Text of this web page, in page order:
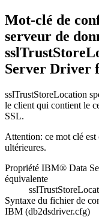
Mot-clé de
serveur de
Server Driver
sslTrustStoreLocation
le client qui contient le
SSL.
Attention: ce mot clé
ultérieures.
Propriété IBM® Data
équivalente
Syntaxe du fichier de
IBM (db2dsdriver.cfg)